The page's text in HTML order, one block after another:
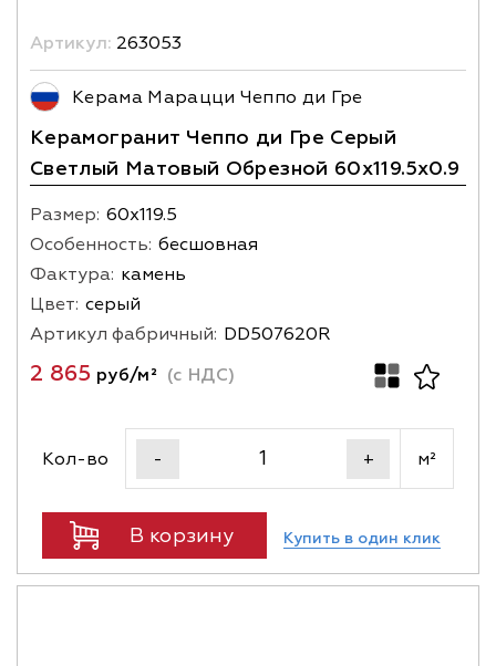
Артикул: 263053
Керама Марацци Чеппо ди Гре
Керамогранит Чеппо ди Гре Серый
Светлый Матовый Обрезной 60x119.5x0.9
Размер: 60х119.5
Особенность: бесшовная
Фактура: камень
Цвет: серый
Артикул фабричный: DD507620R
2 865 руб/м² (с НДС)
Кол-во - + м²
В корзину Купить в один клик